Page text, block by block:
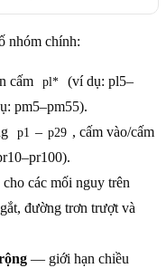
nhóm chính:
cấm pl*
(ví dụ: pl5–
pm5–pm55).
p1 – p29 , cấm vào/cấm
cho các mối nguy trên
đường trơn trượt và
— giới hạn chiều